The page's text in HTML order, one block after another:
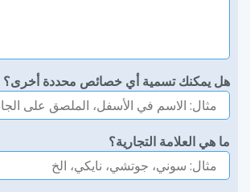
هل يمكنك تسمية أي خصائص محددة أخرى؟
ما هي العلامة التجارية؟